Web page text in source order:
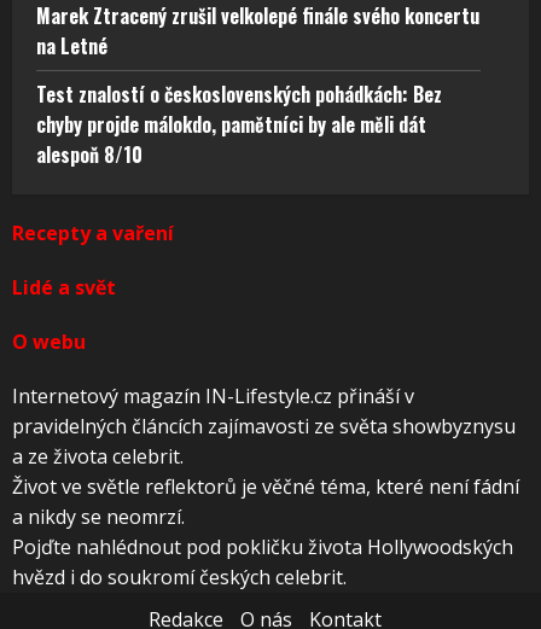
Marek Ztracený zrušil velkolepé finále svého koncertu
na Letné
Test znalostí o československých pohádkách: Bez
chyby projde málokdo, pamětníci by ale měli dát
alespoň 8/10
Recepty a vaření
Lidé a svět
O webu
Internetový magazín IN-Lifestyle.cz přináší v
pravidelných článcích zajímavosti ze světa showbyznysu
a ze života celebrit.
Život ve světle reflektorů je věčné téma, které není fádní
a nikdy se neomrzí.
Pojďte nahlédnout pod pokličku života Hollywoodských
hvězd i do soukromí českých celebrit.
Redakce
O nás Kontakt